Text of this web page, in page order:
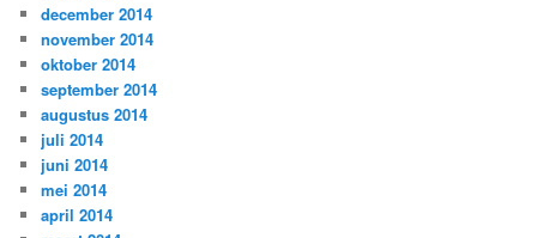
december 2014
november 2014
oktober 2014
september 2014
augustus 2014
juli 2014
juni 2014
mei 2014
april 2014